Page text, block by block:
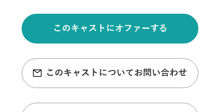
このキャストにオファーする
このキャストについてお問い合わせ